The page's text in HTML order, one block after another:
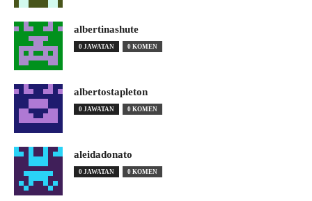
albertinashute
0 JAWATAN 0 KOMEN
albertostapleton
0 JAWATAN 0 KOMEN
aleidadonato
0 JAWATAN 0 KOMEN